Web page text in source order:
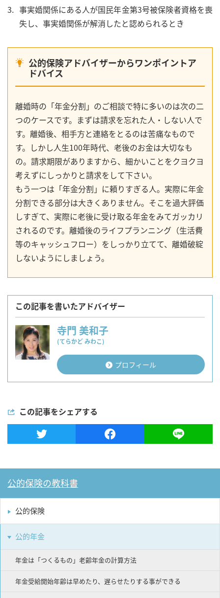
事実婚関係にある人が国民年金第3号被保険者資格を喪
失し、事実婚関係が解消したと認められるとき
公的保険アドバイザーからワンポイントア
ドバイス
離婚時の「年金分割」のご相談で特に多いのは次の二
つのケースです。まずは請求を忘れた人・しない人で
す。離婚後、相手方と連絡をとるのは苦痛なもので
す。しかし人生100年時代、老後のお金は大切なも
の。請求期限がありますから、細かいことをクヨクヨ
考えずにしっかりと請求をして下さい。
もう一つは「年金分割」に頼りすぎる人。実際に年金
分割できる部分は大きくありません。そこを過大評価
しすぎて、実際に老後に受け取る年金をみてガッカリ
されるのです。離婚後のライフプランニング（生活費
等のキャッシュフロー）をしっかり立てて、離婚破綻
しないようにしましょう。
この記事を書いたアドバイザー
寺門 美和子
(てらかど みわこ)
プロフィール
この記事をシェアする
公的保険の教科書
公的保険
公的年金
年金は「つくるもの」老齢年金の計算方法
年金受給開始年齢は早めたり、遅らせたりする事ができる